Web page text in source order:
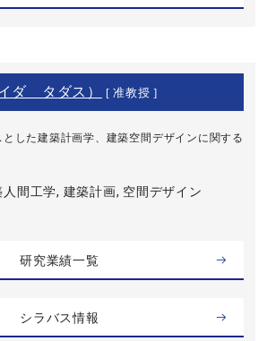
ダ タダス） [ 准教授 ]
した建築計画学、建築空間デザインに関する
人間工学, 建築計画, 空間デザイン
研究業績一覧
シラバス情報